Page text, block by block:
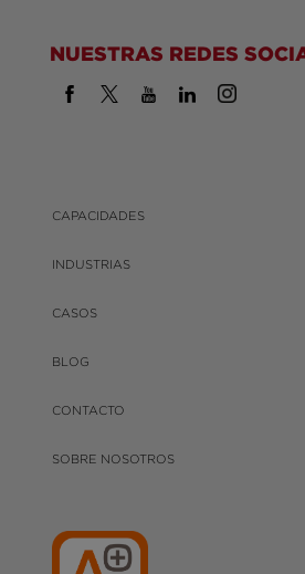
NUESTRAS REDES
CAPACIDADES
INDUSTRIAS
CASOS
BLOG
CONTACTO
SOBRE NOSOTROS